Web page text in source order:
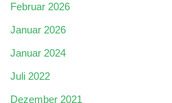
Februar 2026
Januar 2026
Januar 2024
Juli 2022
Dezember 2021